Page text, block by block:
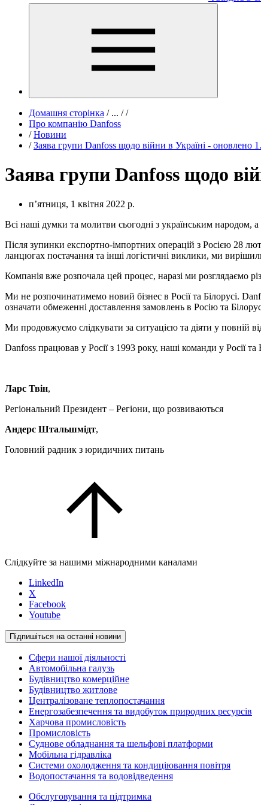
Домашня сторінка /... / /
Про компанію Danfoss
/ Новини
/ Заява групи Danfoss щодо війни в Україні - оновлено
Заява групи Danfoss щодо
пʼятниця, 1 квітня 2022 р.
Всі наші думки та молитви сьогодні з українським народом,
Після зупинки експортно-імпортних операцій з Росією 28
ланцюгах постачання та інші логістичні виклики, ми
Компанія вже розпочала цей процес, наразі ми розглядаємо
Ми не розпочинатимемо новий бізнес в Росії та Білорусі.
означати обмеженні доставлення замовлень в Росію та
Ми продовжуємо слідкувати за ситуацією та діяти у повній
Danfoss працював у Росії з 1993 року, наші команди у Росії
Ларс Твін,
Регіональний Президент – Регіони, що розвиваються
Андерс Штальшмідт,
Головний радник з юридичних питань
Слідкуйте за нашими міжнародними каналами
LinkedIn
X
Facebook
Youtube
Підпишіться на останні новини
Сфери нашої діяльності
Автомобільна галузь
Будівництво комерційне
Будівництво житлове
Централізоване теплопостачання
Енергозабезпечення та видобуток природних ресурсів
Харчова промисловість
Промисловість
Суднове обладнання та шельфові платформи
Мобільна гідравліка
Системи охолодження та кондиціювання повітря
Водопостачання та водовідведення
Обслуговування та підтримка